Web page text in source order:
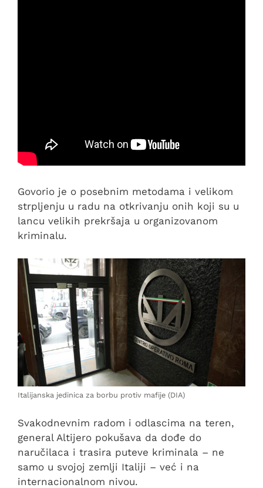
Govorio je o posebnim metodama i velikom
strpljenju u radu na otkrivanju onih koji su u
lancu velikih prekršaja u organizovanom
kriminalu.
Italijanska jedinica za borbu protiv mafije (DIA)
Svakodnevnim radom i odlascima na teren,
general Altijero pokušava da dođe do
naručilaca i trasira puteve kriminala – ne
samo u svojoj zemlji Italiji – već i na
internacionalnom nivou.